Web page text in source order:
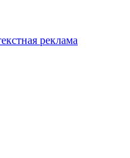
реклама